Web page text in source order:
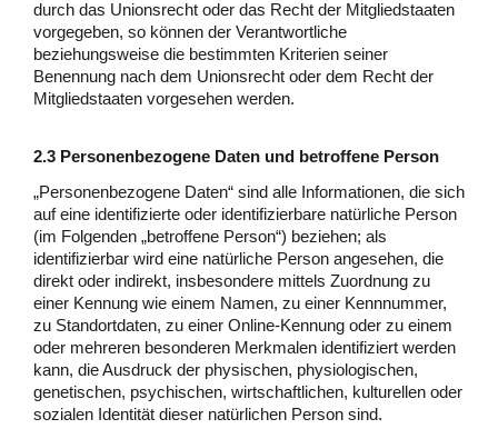
durch das Unionsrecht oder das Recht der Mitgliedstaaten
vorgegeben, so können der Verantwortliche
beziehungsweise die bestimmten Kriterien seiner
Benennung nach dem Unionsrecht oder dem Recht der
Mitgliedstaaten vorgesehen werden.
2.3 Personenbezogene Daten und betroffene Person
„Personenbezogene Daten“ sind alle Informationen, die sich
auf eine identifizierte oder identifizierbare natürliche Person
(im Folgenden „betroffene Person“) beziehen; als
identifizierbar wird eine natürliche Person angesehen, die
direkt oder indirekt, insbesondere mittels Zuordnung zu
einer Kennung wie einem Namen, zu einer Kennnummer,
zu Standortdaten, zu einer Online-Kennung oder zu einem
oder mehreren besonderen Merkmalen identifiziert werden
kann, die Ausdruck der physischen, physiologischen,
genetischen, psychischen, wirtschaftlichen, kulturellen oder
sozialen Identität dieser natürlichen Person sind.